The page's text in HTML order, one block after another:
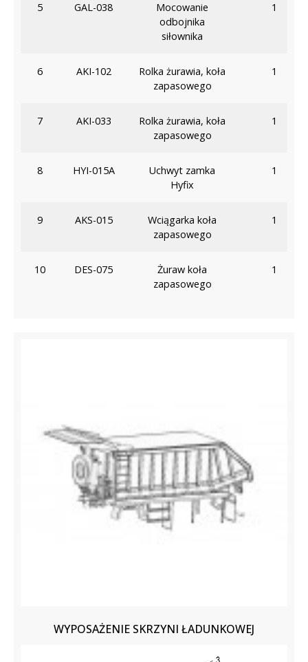
5 GAL-038
Mocowanie
odbojnika
siłownika
1
6 AKI-102
Rolka żurawia, koła
zapasowego
1
7 AKI-033
Rolka żurawia, koła
zapasowego
1
8 HYI-015A
Uchwyt zamka
Hyfix
1
9 AKS-015
Wciągarka koła
zapasowego
1
10 DES-075
Żuraw koła
zapasowego
1
WYPOSAŻENIE SKRZYNI ŁADUNKOWEJ